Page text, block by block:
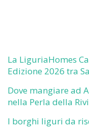
La LiguriaHomes
Edizione 2026 tra
Dove mangiare ad
nella Perla della
I borghi liguri da